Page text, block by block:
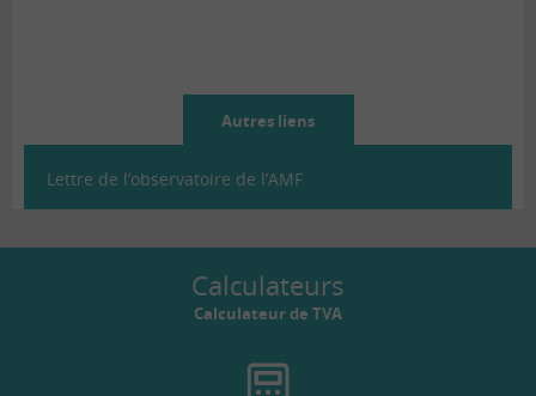
Autres liens
Lettre de l’observatoire de l’AMF
Calculateurs
Calculateur de TVA